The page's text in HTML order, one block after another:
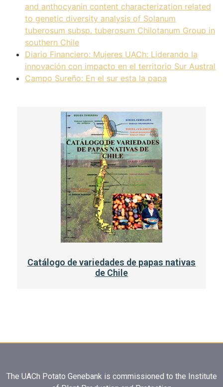
and anthocyanin content characterization related
to genetic diversity analysis of Solanum
tuberosum subsp. tuberosum Chilotanum Group in
southern Chile
Diario Financiero: Mujeres UACh: Liderando la
innovación con impacto en el territorio Sur Austral
Campo Sureño: En el sur esta la papa
Catálogo de variedades de papas nativas
de Chile
The UACh Potato Genebank is commissioned to the Institute